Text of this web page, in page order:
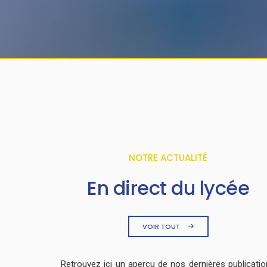
NOTRE ACTUALITÉ
En direct du lycée
VOIR TOUT
Retrouvez ici un aperçu de nos dernières